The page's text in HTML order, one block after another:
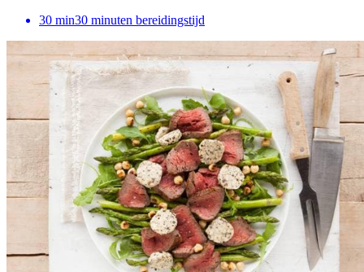
30 min30 minuten bereidingstijd